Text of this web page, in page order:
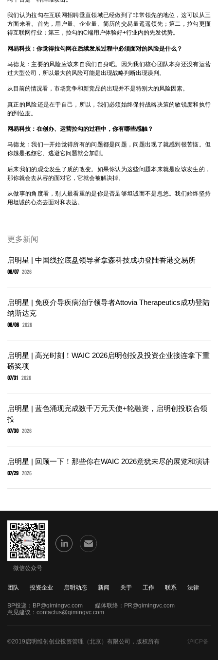
我们认为拉勾在互联网招聘垂直领域已经做到了非常领先的地位，这可以从三
方面来看。首先，用户量、企业量、简历的交易量遥遥领先；第二，拉勾更懂
得互联网行业；第三，拉勾的C端用户体验好+行业内的先发优势。
网易科技：你觉得拉勾网在后续发展过程中必须面对的风险是什么？
马德龙： 主要的风险应该来自我们自身吧。因为我们核心团队本身还没有运营
过大型公司，所以最大的风险可能是出现战略判断出现误判。
从目前的情况看，市场竞争和新竞品的出现并不是特别大的风险因素。
真正的风险还是在于自己，所以，我们必须始终保持战略决策的敏锐度和执行
的到位度。
网易科技：在创办、运营拉勾的过程中，你有哪些感触？
马德龙：我们一开始觉得所有的问题都是问题，问题出现了就感到很苦恼。但
你越是抱怨它、逃避它问题就会加剧。
后来我们的观念发生了质的改变。如果你认为这些问题本来就是应该发生的，
那你就会去从容的面对它，它就会被解决掉。
从做事的角度看，别人最看重的是你是否足够坦诚而不是忽悠。我们始终坚持
用坦诚的心态去面对和表达。
更多新闻
启明星 | 中国线控底盘领导者拿森科技成功登陆香港交易所
08/07 2026
启明星 | 免疫介导疾病治疗领导者Attovia Therapeutics成功登陆
纳斯达克
08/06 2026
启明星 | 高光时刻！WAIC 2026启明创投及投资企业接连拿下重
磅奖项
07/31 2026
启明星 | 蓝色涌现完成数千万元天使+轮融资，启明创投联合领
投
07/30 2026
启明星 | 回顾一下！那些你在WAIC 2026意犹未尽的展览和演讲
07/29 2026
微信公众号
团队 投资企业 启明动态 新闻 关于 工作 联系 法律
BP投递： BP@qimingvc.com 媒体联络： PR@qimingvc.com
意见建议： contactus@qimingvc.com
©2019启明维创创业投资管理（北京）有限公司，版权所有 沪ICP备